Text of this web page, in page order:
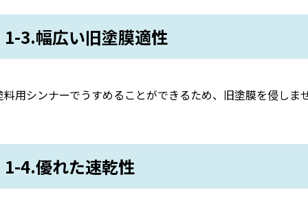
1-3.幅広い旧塗膜適性
料用シンナーでうすめることができるため、旧塗膜を侵しま
1-4.優れた速乾性